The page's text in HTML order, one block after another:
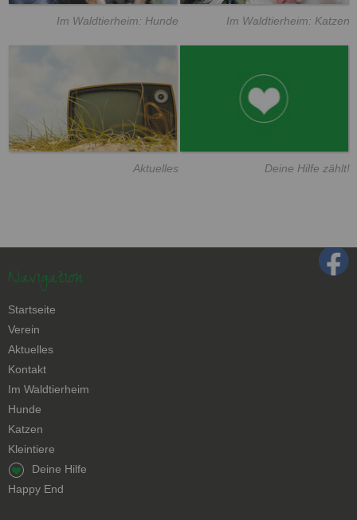
Im Waldtierheim: Hunde Im Waldtierheim: Katzen
Aktuelles Deine Hilfe zählt!
Navigation
Navigation
überspringen
Startseite
Verein
Aktuelles
Kontakt
Navigation
überspringen
Im Waldtierheim
Hunde
Katzen
Kleintiere
Navigation
überspringen
Deine Hilfe
Happy End